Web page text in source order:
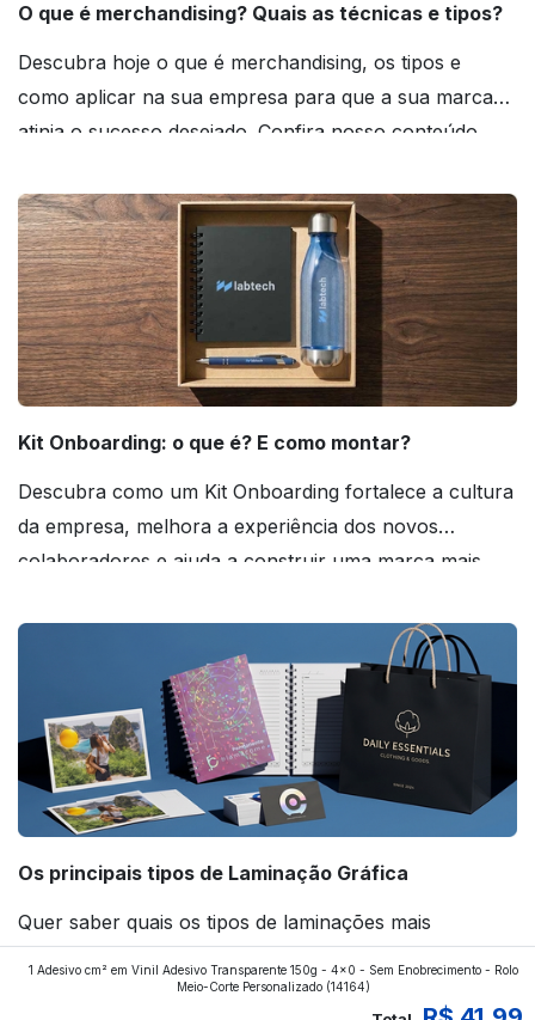
O que é merchandising? Quais as técnicas e tipos?
Descubra hoje o que é merchandising, os tipos e
como aplicar na sua empresa para que a sua marca
atinja o sucesso desejado. Confira nosso conteúdo
Kit Onboarding: o que é? E como montar?
Descubra como um Kit Onboarding fortalece a cultura
da empresa, melhora a experiência dos novos
colaboradores e ajuda a construir uma marca mais
Os principais tipos de Laminação Gráfica
Quer saber quais os tipos de laminações mais
continue a leitura que vamos revelar para você!
1 Adesivo cm² em Vinil Adesivo Transparente 150g - 4x0 - Sem Enobrecimento - Rolo
Meio-Corte Personalizado (14164)